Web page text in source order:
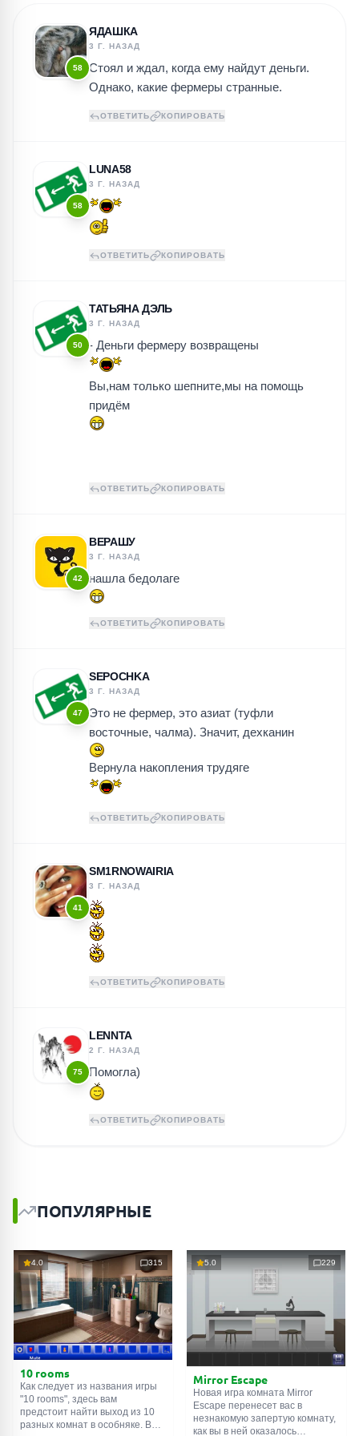
58
ЯДАШКА
3 Г. НАЗАД
Стоял и ждал, когда ему найдут деньги.
Однако, какие фермеры странные.
ОТВЕТИТЬ КОПИРОВАТЬ
58
LUNA58
3 Г. НАЗАД
ОТВЕТИТЬ КОПИРОВАТЬ
50
ТАТЬЯНА ДЭЛЬ
3 Г. НАЗАД
- Деньги фермеру возвращены
Вы,нам только шепните,мы на помощь
придём
ОТВЕТИТЬ КОПИРОВАТЬ
42
ВЕРАШУ
3 Г. НАЗАД
нашла бедолаге
ОТВЕТИТЬ КОПИРОВАТЬ
47
SEPOCHKA
3 Г. НАЗАД
Это не фермер, это азиат (туфли
восточные, чалма). Значит, дехканин
Вернула накопления трудяге
ОТВЕТИТЬ КОПИРОВАТЬ
41
SM1RNOWAIRIA
3 Г. НАЗАД
ОТВЕТИТЬ КОПИРОВАТЬ
75
LENNTA
2 Г. НАЗАД
Помогла)
ОТВЕТИТЬ КОПИРОВАТЬ
ПОПУЛЯРНЫЕ
4.0 315
10 rooms
Как следует из названия игры
"10 rooms", здесь вам
предстоит найти выход из 10
разных комнат в особняке. В
5.0 229
Mirror Escape
Новая игра комната Mirror
Escape перенесет вас в
незнакомую запертую комнату,
как вы в ней оказалось